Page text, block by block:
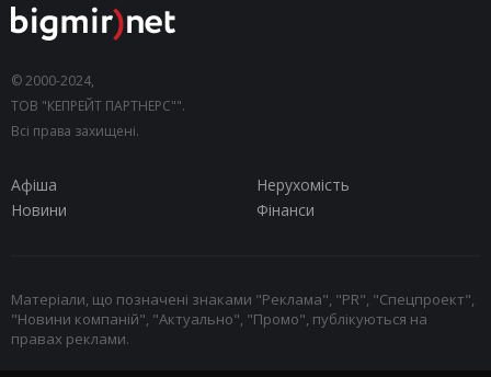
© 2000-2024,
ТОВ "КЕПРЕЙТ ПАРТНЕРС"".
Всі права захищені.
Афіша
Нерухомість
Новини
Фінанси
Матеріали, що позначені знаками "Реклама", "PR", "Спецпроект",
"Новини компаній", "Актуально", "Промо", публікуються на
правах реклами.